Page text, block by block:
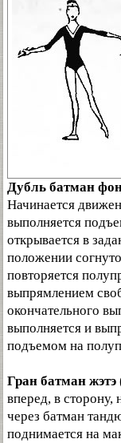
Дубль батман
Начинается
выполняется
открывается в
положении
повторяется
выпрямлением
окончательного
выполняется и
подъемом на
Гран батман жэтэ
вперед, в
через батман
поднимается на